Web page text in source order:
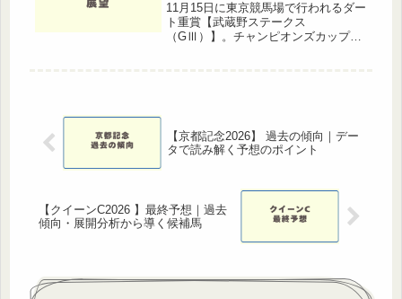
11月15日に東京競馬場で行われるダー
ト重賞【武蔵野ステークス
（GⅢ）】。チャンピオンズカップの
【京都記念2026】 過去の傾向｜デー
タで読み解く予想のポイント
【クイーンC2026 】最終予想｜過去
傾向・展開分析から導く候補馬